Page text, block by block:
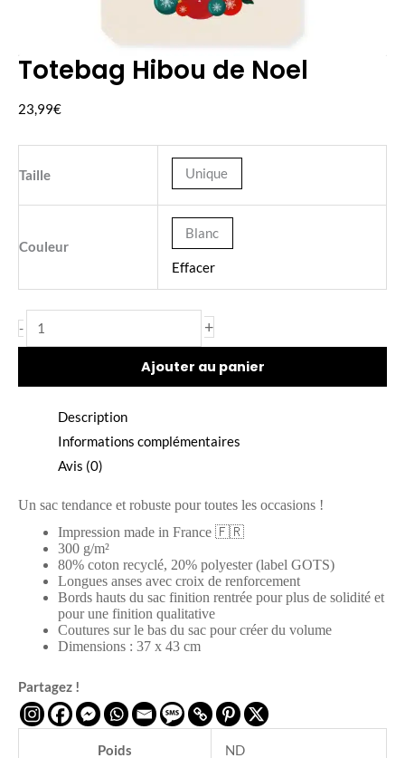
Totebag Hibou de Noel
23,99€
Taille Unique
Couleur
Blanc
Effacer
-
quantité
Totebag
+
Ajouter au panier
Description
Informations complémentaires
Avis (0)
Un sac tendance et robuste pour toutes les occasions !
Impression made in France 🇫🇷
300 g/m²
80% coton recyclé, 20% polyester (label GOTS)
Longues anses avec croix de renforcement
Bords hauts du sac finition rentrée pour plus de solidité et
pour une finition qualitative
Coutures sur le bas du sac pour créer du volume
Dimensions : 37 x 43 cm
Partagez !
Poids ND